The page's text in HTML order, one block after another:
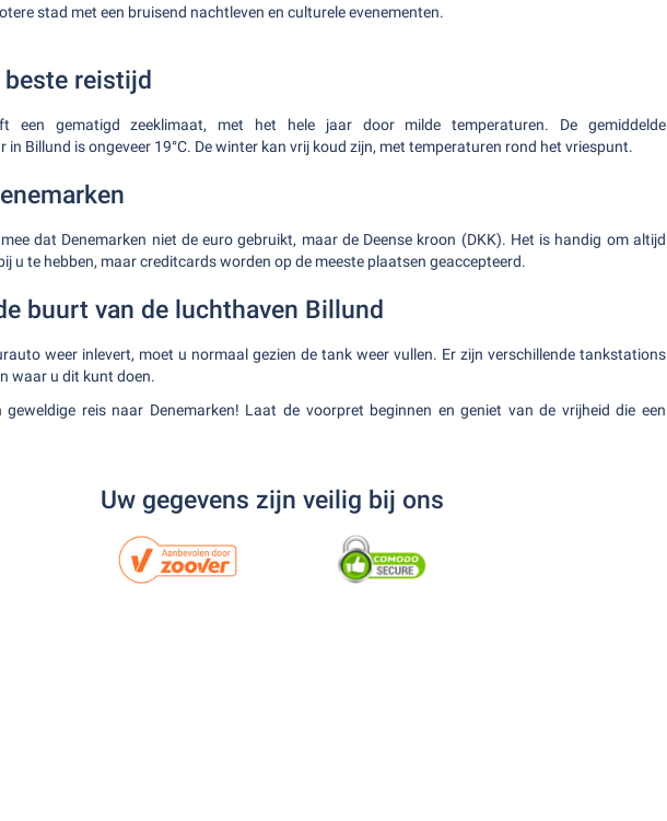
stad met een bruisend nachtleven en culturele evenementen.
reistijd
een gematigd zeeklimaat, met het hele jaar door milde temperaturen. De gemiddelde
Billund is ongeveer 19°C. De winter kan vrij koud zijn, met temperaturen rond het vriespunt.
dat Denemarken niet de euro gebruikt, maar de Deense kroon (DKK). Het is handig om altijd
u te hebben, maar creditcards worden op de meeste plaatsen geaccepteerd.
buurt van de luchthaven Billund
weer inlevert, moet u normaal gezien de tank weer vullen. Er zijn verschillende tankstations
waar u dit kunt doen.
geweldige reis naar Denemarken! Laat de voorpret beginnen en geniet van de vrijheid die een
Uw gegevens zijn veilig bij ons